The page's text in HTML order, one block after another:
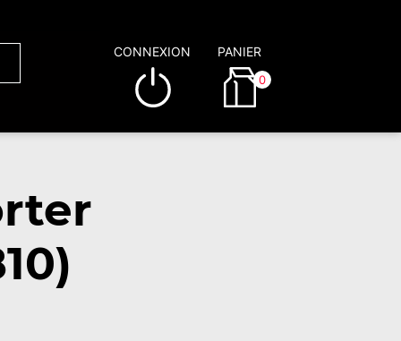
CONNEXION PANIER
0